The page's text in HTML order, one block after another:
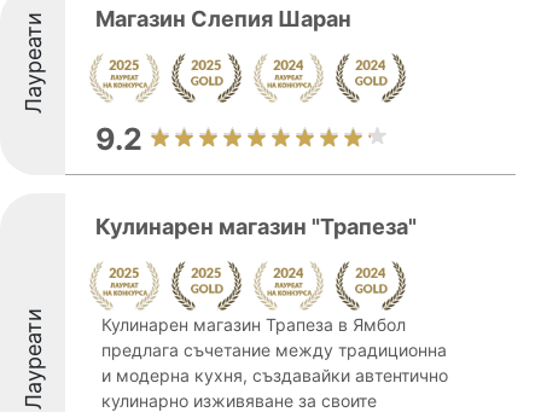
Лауреати Магазин Слепия Шаран
9.2
Лауреати
Кулинарен магазин "Трапеза"
Кулинарен магазин Трапеза в Ямбол
предлага съчетание между традиционна
и модерна кухня, създавайки автентично
кулинарно изживяване за своите